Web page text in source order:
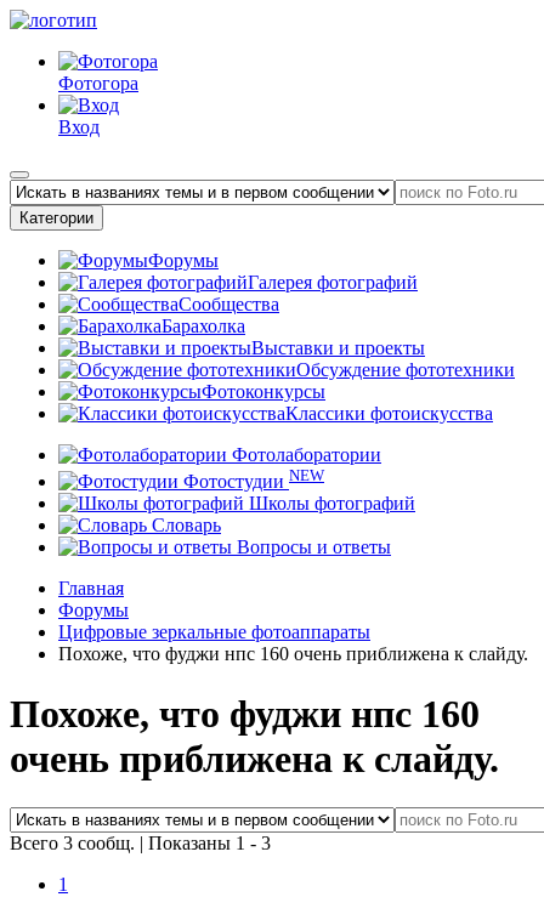
Фотогора
Вход
Категории
Форумы
Галерея фотографий
Сообщества
Барахолка
Выставки и проекты
Обсуждение фототехники
Фотоконкурсы
Классики фотоискусства
Фотолаборатории
Фотостудии NEW
Школы фотографий
Словарь
Вопросы и ответы
Главная
Форумы
Цифровые зеркальные фотоаппараты
Похоже, что фуджи нпс 160 очень приближена к слайду.
Похоже, что фуджи нпс 160
очень приближена к слайду.
Всего 3 сообщ. | Показаны 1 - 3
1